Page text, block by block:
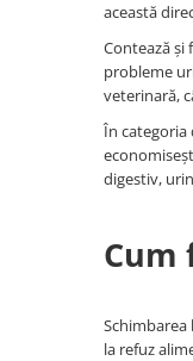
această
Contează și
probleme
veterinară,
În categoria
digestiv,
Cum
la refuz